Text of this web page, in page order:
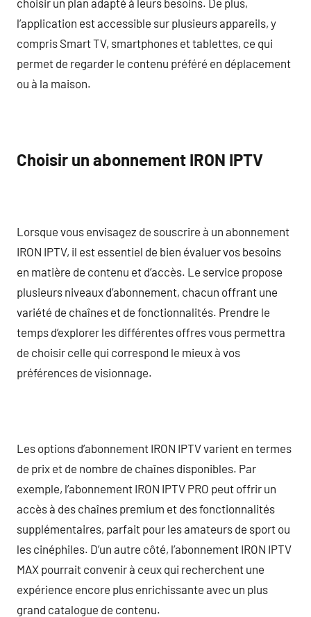
l’application est accessible sur plusieurs appareils, y
compris Smart TV, smartphones et tablettes, ce qui
permet de regarder le contenu préféré en déplacement
ou à la maison.
Choisir un abonnement IRON IPTV
Lorsque vous envisagez de souscrire à un abonnement
IRON IPTV, il est essentiel de bien évaluer vos besoins
en matière de contenu et d’accès. Le service propose
plusieurs niveaux d’abonnement, chacun offrant une
variété de chaînes et de fonctionnalités. Prendre le
temps d’explorer les différentes offres vous permettra
de choisir celle qui correspond le mieux à vos
préférences de visionnage.
Les options d’abonnement IRON IPTV varient en termes
de prix et de nombre de chaînes disponibles. Par
exemple, l’abonnement IRON IPTV PRO peut offrir un
accès à des chaînes premium et des fonctionnalités
supplémentaires, parfait pour les amateurs de sport ou
les cinéphiles. D’un autre côté, l’abonnement IRON IPTV
MAX pourrait convenir à ceux qui recherchent une
expérience encore plus enrichissante avec un plus
grand catalogue de contenu.